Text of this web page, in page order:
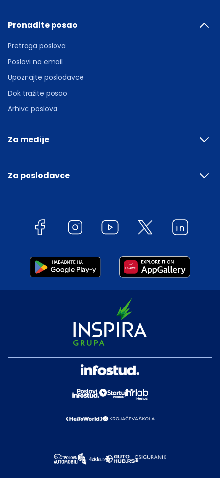
Pronađite posao
Pretraga poslova
Poslovi na email
Upoznajte poslodavce
Dok tražite posao
Arhiva poslova
Za medije
Za poslodavce